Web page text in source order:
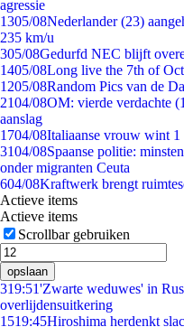
agressie
1305/08Nederlander (23)
235 km/u
305/08Gedurfd NEC blijft
1405/08Long live the 7th of
1205/08Random Pics van de
2104/08OM: vierde verdachte
aanslag
1704/08Italiaanse vrouw wint
3104/08Spaanse politie:
onder migranten Ceuta
604/08Kraftwerk brengt
Actieve items
Actieve items
Scrollbar gebruiken
opslaan
319:51'Zwarte weduwes' in
overlijdensuitkering
1519:45Hiroshima herdenkt